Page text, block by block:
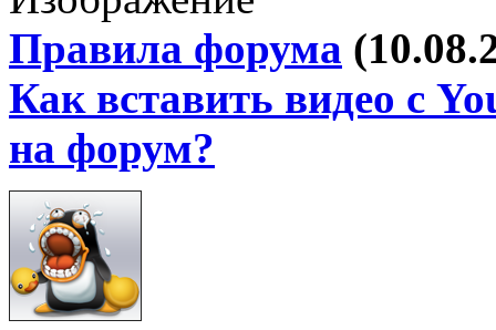
Правила форума
Как вставить видео с
на форум?